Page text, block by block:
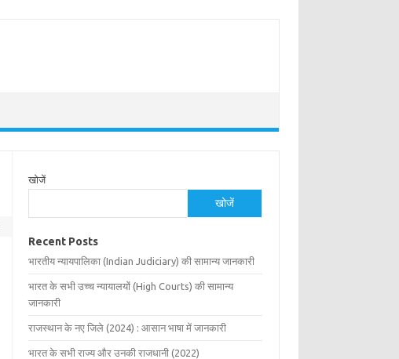
खोजें
खोजें
Recent Posts
भारतीय न्यायपालिका (Indian Judiciary) की सामान्य जानकारी
भारत के सभी उच्च न्यायालयों (High Courts) की सामान्य
जानकारी
राजस्थान के नए जिले (2024) : आसान भाषा में जानकारी
भारत के सभी राज्य और उनकी राजधानी (2022)